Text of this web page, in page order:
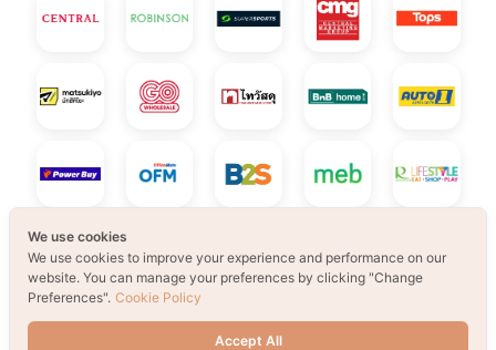
We use cookies
We use cookies to improve your experience and performance on our
website. You can manage your preferences by clicking "Change
Preferences". Cookie Policy
Accept All